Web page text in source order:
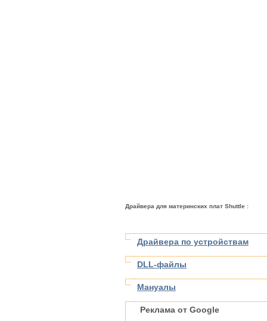
Драйвера для материнских плат Shuttle :
Драйвера по устройствам
DLL-файлы
Мануалы
Реклама от Google